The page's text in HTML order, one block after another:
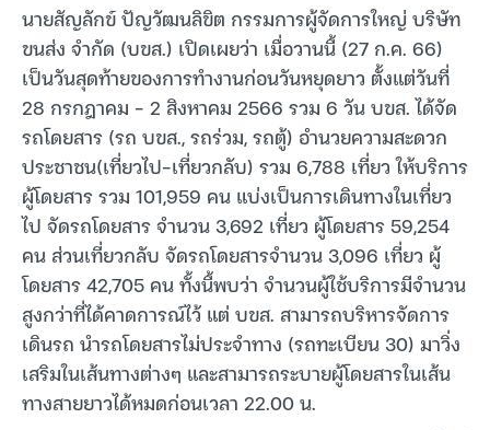
นายสัญลักข์ ปัญวัฒนลิขิต กรรมการผู้จัดการใหญ่ บริษัท
ขนส่ง จำกัด (บขส.) เปิดเผยว่า เมื่อวานนี้ (27 ก.ค. 66)
เป็นวันสุดท้ายของการทำงานก่อนวันหยุดยาว ตั้งแต่วันที่
28 กรกฎาคม – 2 สิงหาคม 2566 รวม 6 วัน บขส. ได้จัด
รถโดยสาร (รถ บขส., รถร่วม, รถตู้) อำนวยความสะดวก
ประชาชน(เที่ยวไป-เที่ยวกลับ) รวม 6,788 เที่ยว ให้บริการ
ผู้โดยสาร รวม 101,959 คน แบ่งเป็นการเดินทางในเที่ยว
ไป จัดรถโดยสาร จำนวน 3,692 เที่ยว ผู้โดยสาร 59,254
คน ส่วนเที่ยวกลับ จัดรถโดยสารจำนวน 3,096 เที่ยว ผู้
โดยสาร 42,705 คน ทั้งนี้พบว่า จำนวนผู้ใช้บริการมีจำนวน
สูงกว่าที่ได้คาดการณ์ไว้ แต่ บขส. สามารถบริหารจัดการ
เดินรถ นำรถโดยสารไม่ประจำทาง (รถทะเบียน 30) มาวิ่ง
เสริมในเส้นทางต่างๆ และสามารถระบายผู้โดยสารในเส้น
ทางสายยาวได้หมดก่อนเวลา 22.00 น.